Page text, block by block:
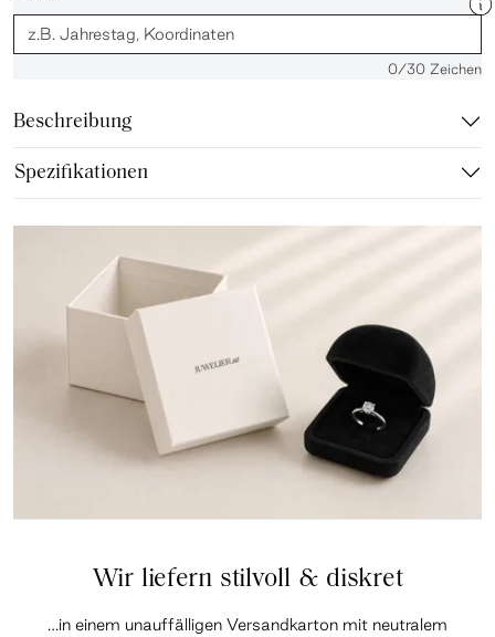
0/30 Zeichen
Beschreibung
Spezifikationen
Wir liefern stilvoll & diskret
…in einem unauffälligen Versandkarton mit neutralem